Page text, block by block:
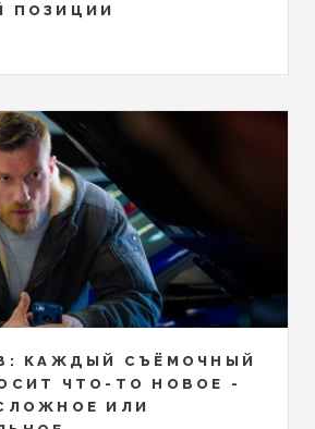
ПОЗИЦИИ
КАЖДЫЙ СЪЁМОЧНЫЙ
ЧТО-ТО НОВОЕ -
ИЛИ